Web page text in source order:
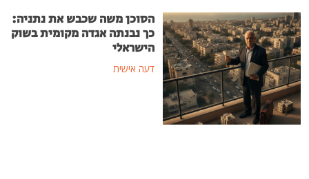
הסוכן משה שכבש את נתניה:
כך נבנתה אגדה מקומית בשוק
הישראלי
דעה אישית